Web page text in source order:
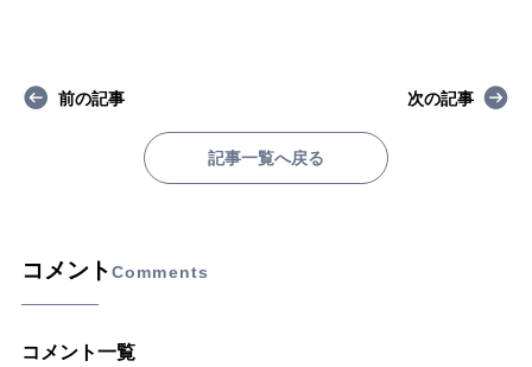
前の記事
記事一覧へ戻る
次の記事
コメントComments
コメント一覧